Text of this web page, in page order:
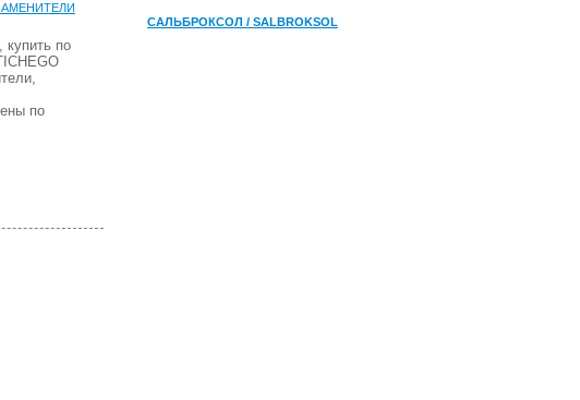
купить по
по
САЛЬБРОКСОЛ / SALBROKSOL